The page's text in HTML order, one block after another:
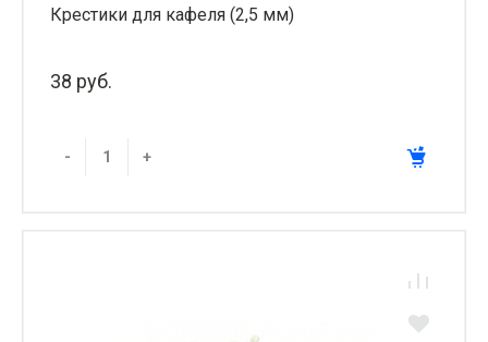
Крестики для кафеля (2,5 мм)
38 руб.
- +